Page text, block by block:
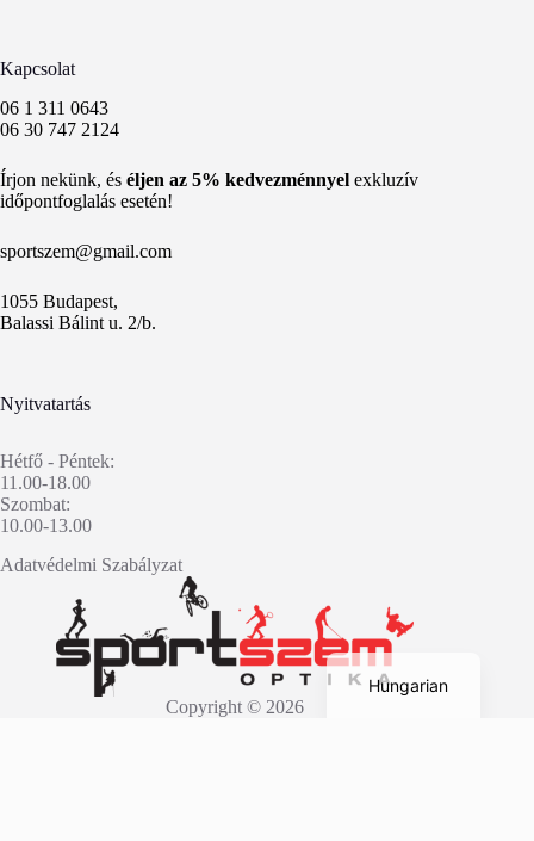
Kapcsolat
06 1 311 0643
06 30 747 2124
Írjon nekünk, és éljen az 5% kedvezménnyel exkluzív
időpontfoglalás esetén!
sportszem@gmail.com
1055 Budapest,
Balassi Bálint u. 2/b.
Nyitvatartás
Hétfő - Péntek:
11.00-18.00
Szombat:
10.00-13.00
Adatvédelmi Szabályzat
Copyright © 2026
Hungarian
English